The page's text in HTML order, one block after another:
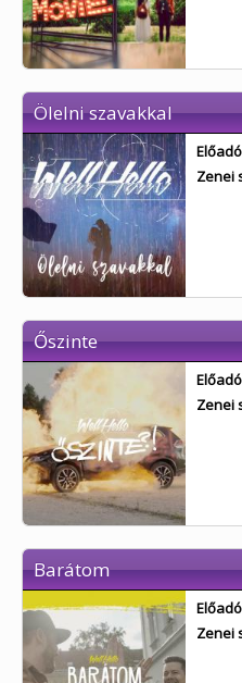
Ölelni szavakkal
Zenei
Őszinte
Zenei
Barátom
Zenei